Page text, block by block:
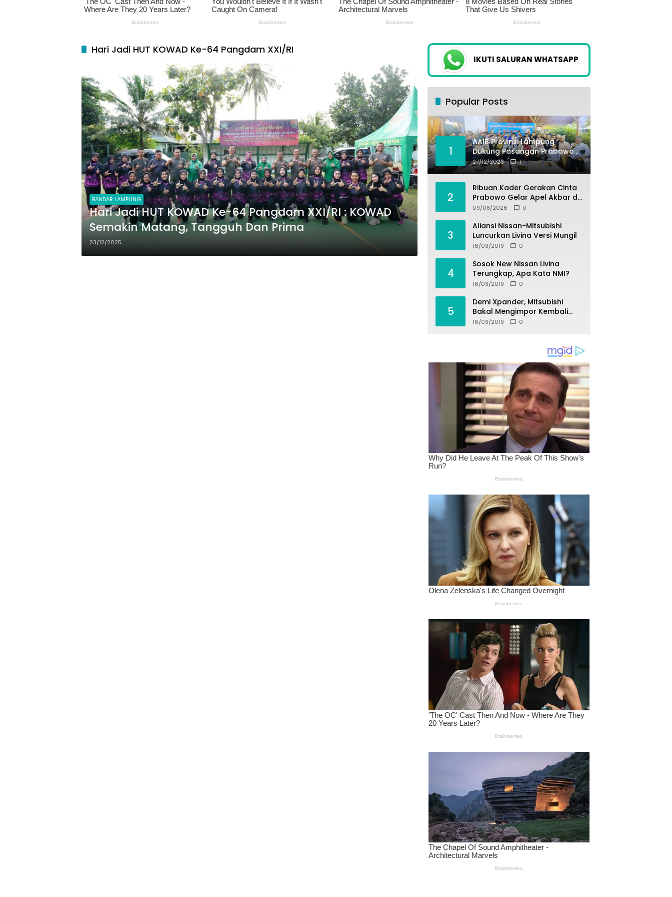
Hari Jadi HUT KOWAD Ke-64 Pangdam XXI/RI
BANDAR LAMPUNG
Hari Jadi HUT KOWAD Ke-64 Pangdam XXI/RI : KOWAD
Semakin Matang, Tangguh Dan Prima
23/12/2025
IKUTI SALURAN WHATSAPP
Popular Posts
1
AAIB Provinsi Lampung
Dukung Pasangan Prabowo-
Gibran
27/12/2023 1
2
Ribuan Kader Gerakan Cinta
Prabowo Gelar Apel Akbar di
Sukabumi
09/08/2026 0
3
Aliansi Nissan-Mitsubishi
Luncurkan Livina Versi Mungil
16/03/2019 0
4
Sosok New Nissan Livina
Terungkap, Apa Kata NMI?
16/03/2019 0
5
Demi Xpander, Mitsubishi
Bakal Mengimpor Kembali
Pajero Sport
16/03/2019 0